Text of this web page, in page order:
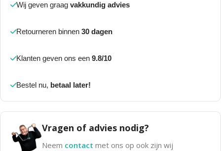
Wij geven graag vakkundig advies
Retourneren binnen 30 dagen
Klanten geven ons een 9.8/10
Bestel nu, betaal later!
Vragen of advies nodig?
Neem contact met ons op ook zijn wij